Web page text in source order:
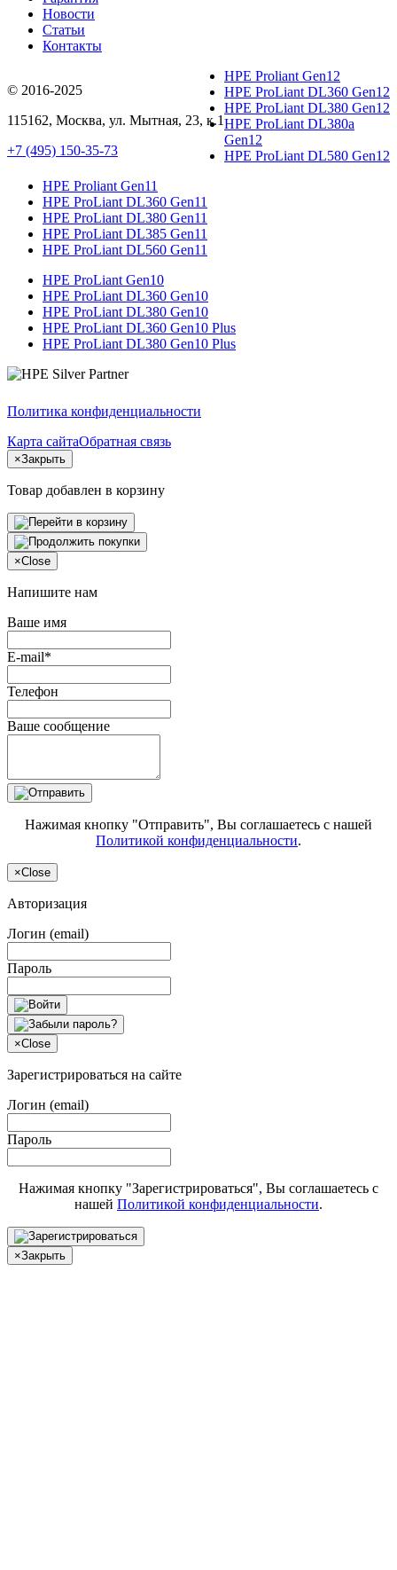
Новости
Статьи
Контакты
© 2016-2025
115162, Москва, ул. Мытная, 23, к.1
+7 (495) 150-35-73
HPE Proliant Gen12
HPE ProLiant DL360 Gen12
HPE ProLiant DL380 Gen12
HPE ProLiant DL380a
Gen12
HPE ProLiant DL580 Gen12
HPE Proliant Gen11
HPE ProLiant DL360 Gen11
HPE ProLiant DL380 Gen11
HPE ProLiant DL385 Gen11
HPE ProLiant DL560 Gen11
HPE ProLiant Gen10
HPE ProLiant DL360 Gen10
HPE ProLiant DL380 Gen10
HPE ProLiant DL360 Gen10 Plus
HPE ProLiant DL380 Gen10 Plus
Политика конфиденциальности
Карта сайтаОбратная связь
×Закрыть
Товар добавлен в корзину
×Close
Напишите нам
Ваше имя
E-mail*
Телефон
Ваше сообщение
Нажимая кнопку "Отправить", Вы соглашаетесь с нашей
Политикой конфиденциальности.
×Close
Авторизация
Логин (email)
Пароль
×Close
Зарегистрироваться на сайте
Логин (email)
Пароль
Нажимая кнопку "Зарегистрироваться", Вы соглашаетесь с
нашей Политикой конфиденциальности.
×Закрыть